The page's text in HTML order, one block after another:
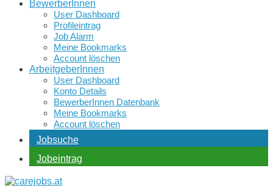
BewerberInnen
User Dashboard
Profileintrag
Job Alarm
Meine Bookmarks
Account löschen
ArbeitgeberInnen
User Dashboard
Konto Details
BewerberInnen Datenbank
Meine Bookmarks
Account löschen
Jobsuche
Jobeintrag